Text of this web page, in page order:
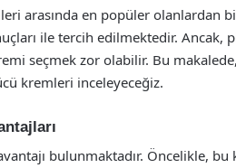
arasında en popüler olanlardan
ile tercih edilmektedir. Ancak,
seçmek zor olabilir. Bu
kremleri inceleyeceğiz.
bulunmaktadır. Öncelikle, bu